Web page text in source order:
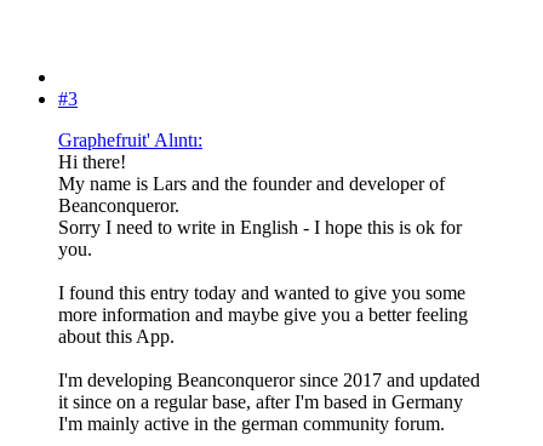
#3
Graphefruit' Alıntı:
Hi there!
My name is Lars and the founder and developer of
Beanconqueror.
Sorry I need to write in English - I hope this is ok for
you.
I found this entry today and wanted to give you some
more information and maybe give you a better feeling
about this App.
I'm developing Beanconqueror since 2017 and updated
it since on a regular base, after I'm based in Germany
I'm mainly active in the german community forum.